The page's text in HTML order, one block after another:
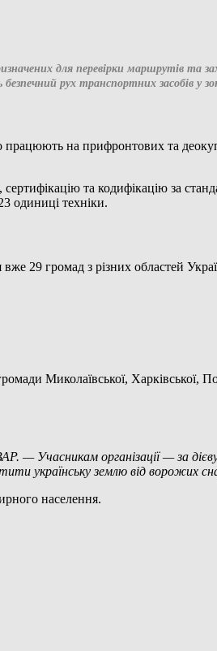
для перевірки маршрутів та
рух транспортних засобів у
працюють на прифронтових та
та кодифікацію за
одиниці техніки.
вже 29 громад з різних областей
Миколаївської, Харківської,
— Учасникам організації — за
українську землю від ворожих
населення.